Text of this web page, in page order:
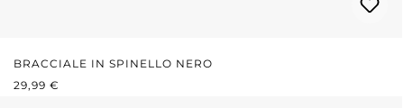
BRACCIALE IN SPINELLO NERO
PREZZO NORMALE:
29,99 €